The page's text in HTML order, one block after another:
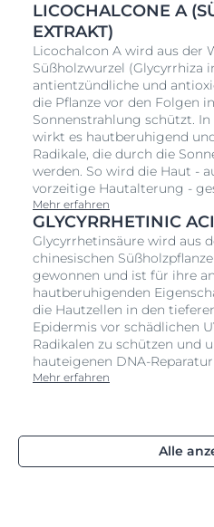
LICOCHALCONE A
XTRAKT)
Licochalcon A wird aus der
Süßholzwurzel (Glycyrrhiza
antientzündliche und
die Pflanze vor den Folgen
Sonnenstrahlung schützt.
wirkt es hautberuhigend
Radikale, die durch die
werden. So wird die Haut -
vorzeitige Hautalterung -
Mehr erfahren
GLYCYRRHETINIC
Glycyrrhetinsäure wird aus
chinesischen
gewonnen und ist für ihre
hautberuhigenden
die Hautzellen in den
Epidermis vor schädlichen
Radikalen zu schützen und
hauteigenen DNA-
Mehr erfahren
Alle